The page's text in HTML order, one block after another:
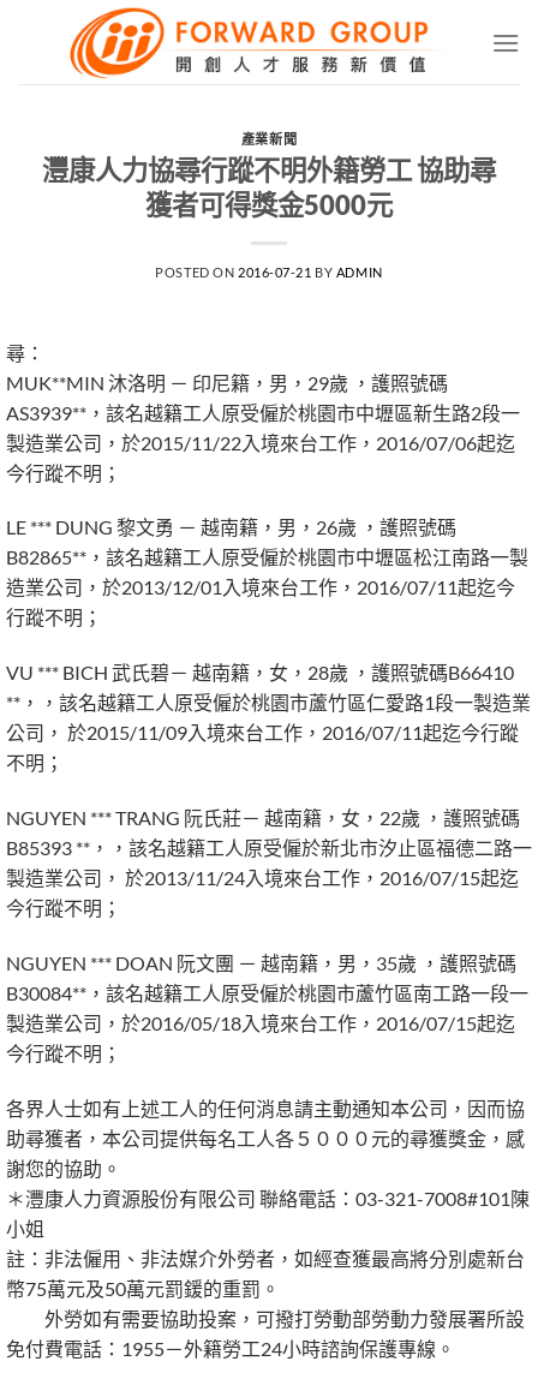
產業新聞
灃康人力協尋行蹤不明外籍勞工 協助尋
獲者可得獎金5000元
POSTED ON 2016-07-21 BY ADMIN
尋：
MUK**MIN 沐洛明 － 印尼籍，男，29歲 ，護照號碼
AS3939**，該名越籍工人原受僱於桃園市中壢區新生路2段一
製造業公司，於2015/11/22入境來台工作，2016/07/06起迄
今行蹤不明；
LE *** DUNG 黎文勇 － 越南籍，男，26歲 ，護照號碼
B82865**，該名越籍工人原受僱於桃園市中壢區松江南路一製
造業公司，於2013/12/01入境來台工作，2016/07/11起迄今
行蹤不明；
VU *** BICH 武氏碧－ 越南籍，女，28歲 ，護照號碼B66410
**，，該名越籍工人原受僱於桃園市蘆竹區仁愛路1段一製造業
公司， 於2015/11/09入境來台工作，2016/07/11起迄今行蹤
不明；
NGUYEN *** TRANG 阮氏莊－ 越南籍，女，22歲 ，護照號碼
B85393 **，，該名越籍工人原受僱於新北市汐止區福德二路一
製造業公司， 於2013/11/24入境來台工作，2016/07/15起迄
今行蹤不明；
NGUYEN *** DOAN 阮文團 － 越南籍，男，35歲 ，護照號碼
B30084**，該名越籍工人原受僱於桃園市蘆竹區南工路一段一
製造業公司，於2016/05/18入境來台工作，2016/07/15起迄
今行蹤不明；
各界人士如有上述工人的任何消息請主動通知本公司，因而協
助尋獲者，本公司提供每名工人各５０００元的尋獲獎金，感
謝您的協助。
＊灃康人力資源股份有限公司 聯絡電話：03-321-7008#101陳
小姐
註：非法僱用、非法媒介外勞者，如經查獲最高將分別處新台
幣75萬元及50萬元罰鍰的重罰。
外勞如有需要協助投案，可撥打勞動部勞動力發展署所設
免付費電話：1955－外籍勞工24小時諮詢保護專線。